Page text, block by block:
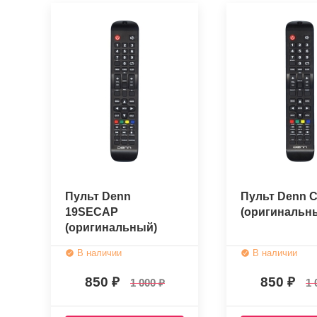
Пульт Denn
19SECAP
(оригинальный)
В наличии
850 1 000
Пульт Denn
В наличии
850 1